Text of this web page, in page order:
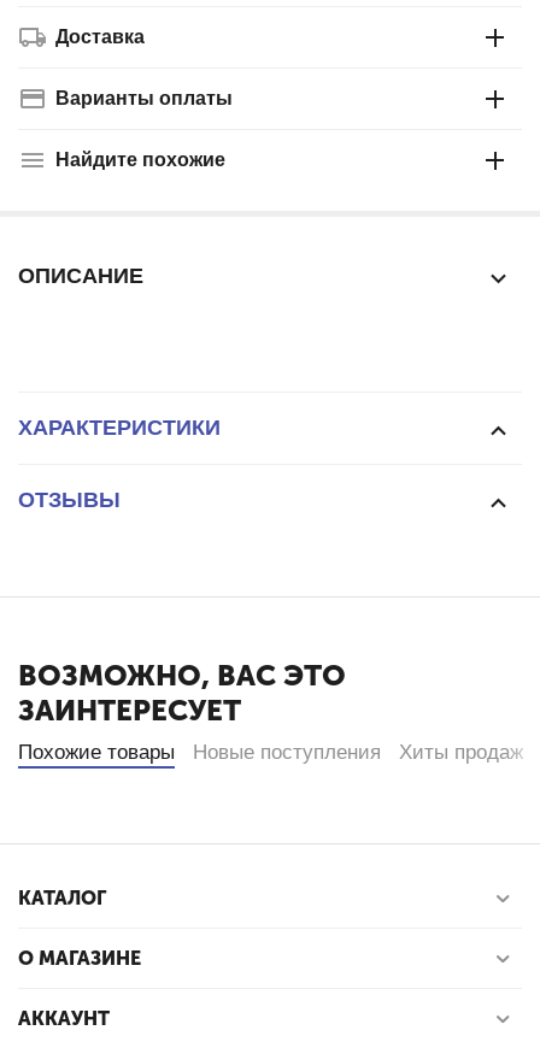
Доставка
Варианты оплаты
Найдите похожие
ОПИСАНИЕ
ХАРАКТЕРИСТИКИ
ОТЗЫВЫ
ВОЗМОЖНО, ВАС ЭТО
ЗАИНТЕРЕСУЕТ
Похожие товары Новые поступления Хиты продаж
КАТАЛОГ
О МАГАЗИНЕ
АККАУНТ